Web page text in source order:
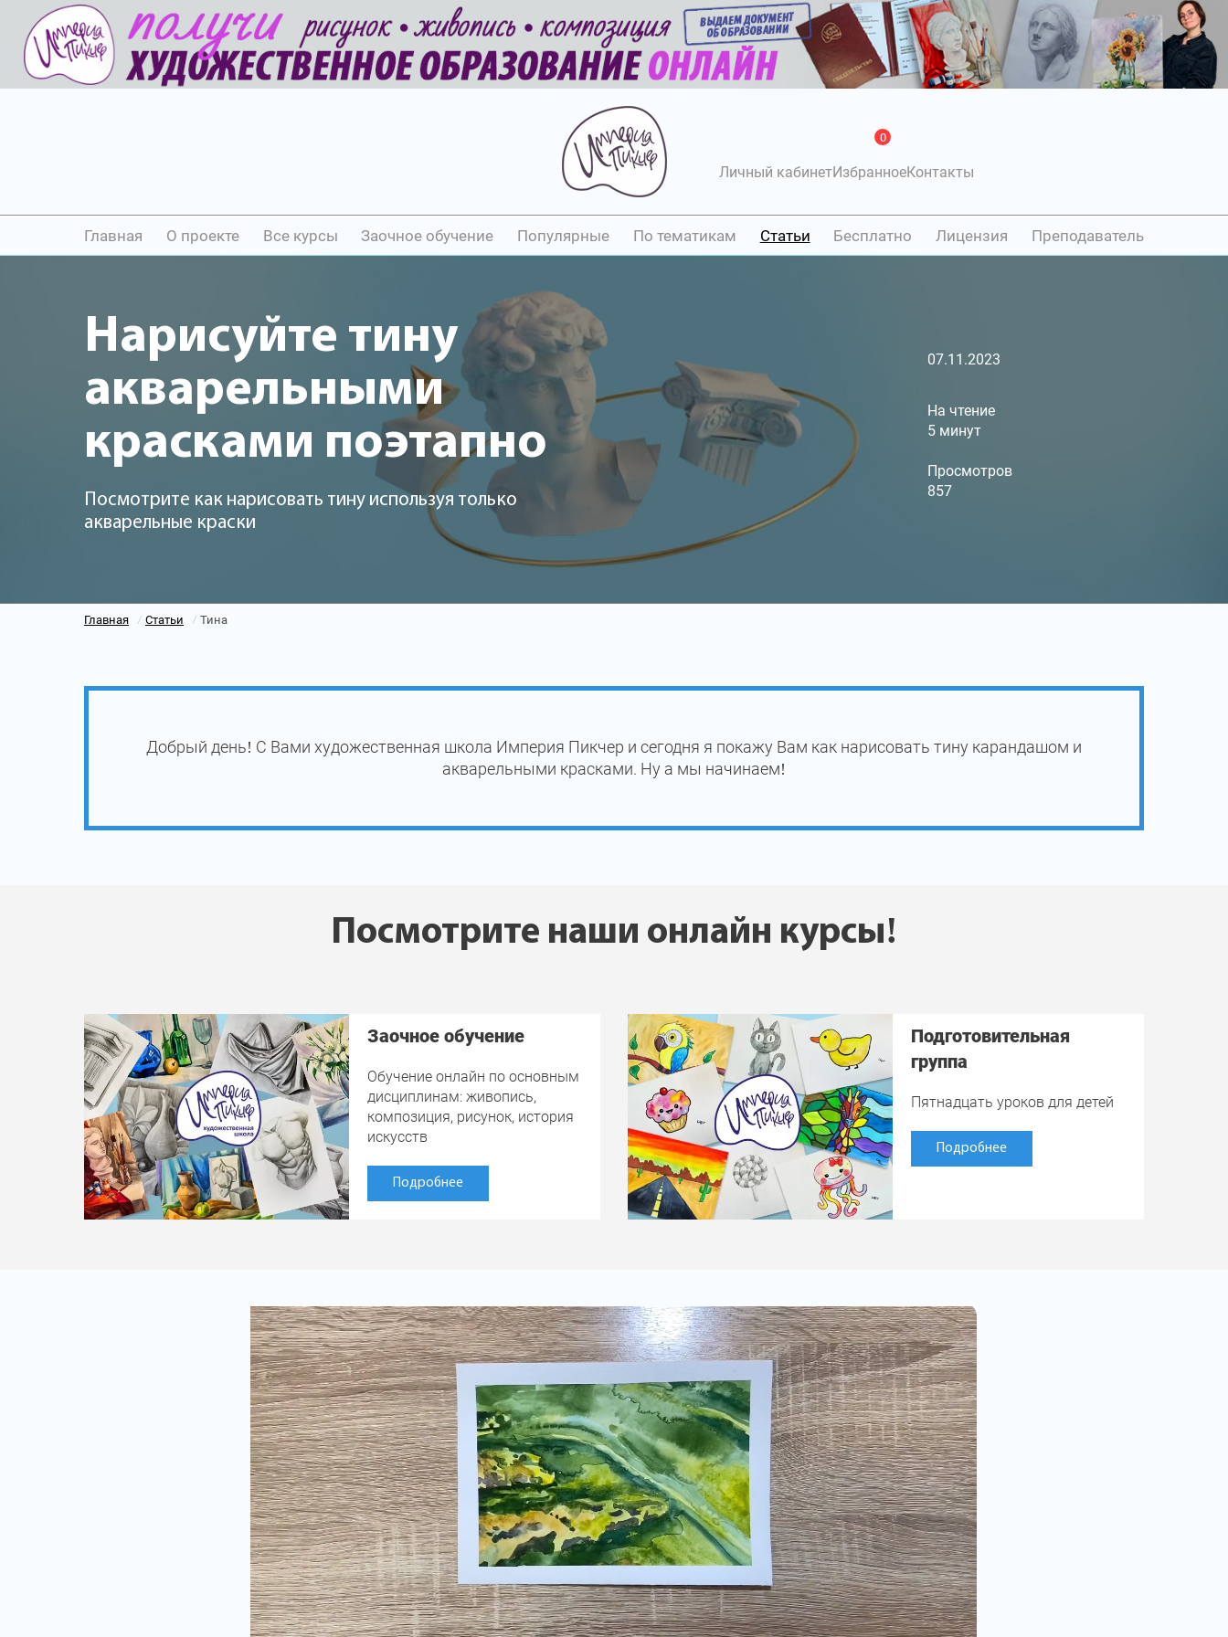
Личный кабинетИзбранное
0
Контакты
Главная О проекте Все курсы Заочное обучение Популярные По тематикам Статьи Бесплатно Лицензия Преподаватель
Нарисуйте тину
акварельными
красками поэтапно
Посмотрите как нарисовать тину используя только
акварельные краски
07.11.2023
На чтение
5 минут
Просмотров
857
Главная / Статьи / Тина
Добрый день! С Вами художественная школа Империя Пикчер и сегодня я покажу Вам как нарисовать тину карандашом и
акварельными красками. Ну а мы начинаем!
Посмотрите наши онлайн курсы!
Заочное обучение
Обучение онлайн по основным
дисциплинам: живопись,
композиция, рисунок, история
искусств
Подробнее
Подготовительная
группа
Пятнадцать уроков для детей
Подробнее